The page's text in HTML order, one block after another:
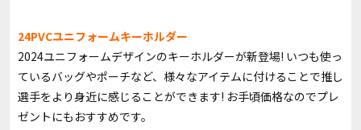
24PVCユニフォームキーホルダー
2024ユニフォームデザインのキーホルダーが新登場! いつも使っ
ているバッグやポーチなど、様々なアイテムに付けることで推し
選手をより身近に感じることができます! お手頃価格なのでプレ
ゼントにもおすすめです。